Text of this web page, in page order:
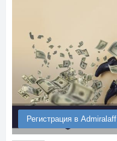
Регистрация в Admiralaff